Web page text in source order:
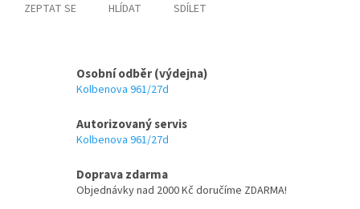
ZEPTAT SE HLÍDAT SDÍLET
Osobní odběr (výdejna)
Kolbenova 961/27d
Autorizovaný servis
Kolbenova 961/27d
Doprava zdarma
Objednávky nad 2000 Kč doručíme ZDARMA!